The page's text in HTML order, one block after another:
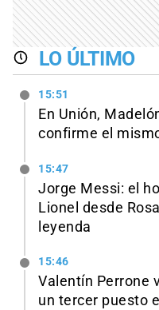
LO ÚLTIMO
15:51
En Unión,
confirme el
15:47
Jorge Messi: el
Lionel desde
leyenda
15:46
Valentín Perrone
un tercer puesto